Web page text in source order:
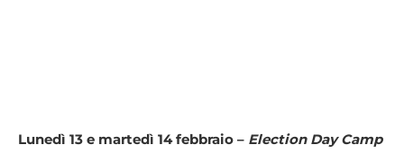
Lunedì 13 e martedì 14 febbraio – Election Day Camp